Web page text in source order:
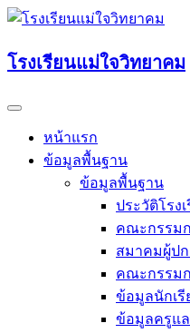
Skip
โรงเรียนแม่ใจวิทยาคม
หน้าแรก
ข้อมูลพื้นฐาน
ข้อมูลพื้นฐาน
ประวัติโรง
คณะกรรม
สมาคมผู้ป
คณะกรรม
ข้อมูลนักเรี
ข้อมูลครูแ